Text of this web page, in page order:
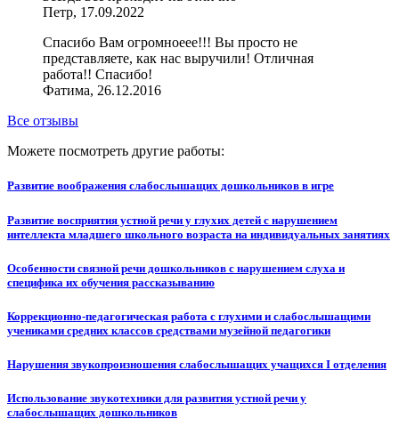
Петр, 17.09.2022
Спасибо Вам огромноеее!!! Вы просто не
представляете, как нас выручили! Отличная
работа!! Спасибо!
Фатима, 26.12.2016
Все отзывы
Можете посмотреть другие работы:
Развитие воображения слабослышащих дошкольников в игре
Развитие восприятия устной речи у глухих детей с нарушением
интеллекта младшего школьного возраста на индивидуальных занятиях
Особенности связной речи дошкольников с нарушением слуха и
специфика их обучения рассказыванию
Коррекционно-педагогическая работа с глухими и слабослышащими
учениками средних классов средствами музейной педагогики
Нарушения звукопроизношения слабослышащих учащихся I отделения
Использование звукотехники для развития устной речи у
слабослышащих дошкольников